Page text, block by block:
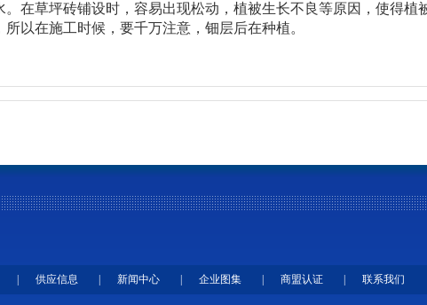
。在草坪砖铺设时，容易出现松动，植被生长不良等原因，使得植
所以在施工时候，要千万注意，钿层后在种植。
供应信息 新闻中心 企业图集 商盟认证 联系我们